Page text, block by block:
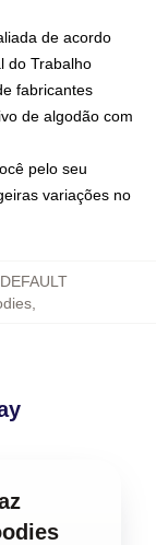
de acordo
do Trabalho
fabricantes
de algodão com
pelo seu
variações no